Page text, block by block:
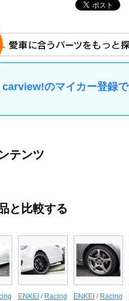
carview!のマイカー登録
テンツ
と比較する
ENKEI / Racing
ENKEI / Racing